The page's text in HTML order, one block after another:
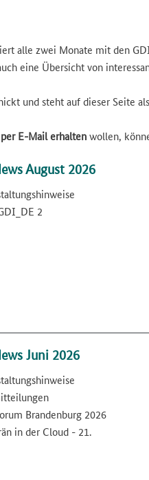
alle zwei Monate mit den
eine Übersicht von
und steht auf dieser Seite
E-Mail erhaltenwollen,
August 2026
2
Juni 2026
Brandenburg 2026
in der Cloud - 21.